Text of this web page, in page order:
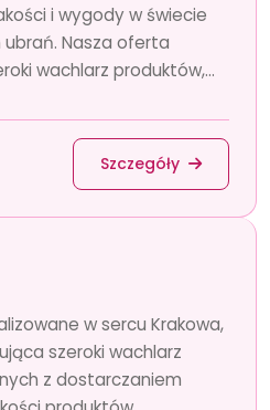
i wygody w świecie
Nasza oferta
wachlarz produktów,...
Szczegóły
w sercu Krakowa,
szeroki wachlarz
z dostarczaniem